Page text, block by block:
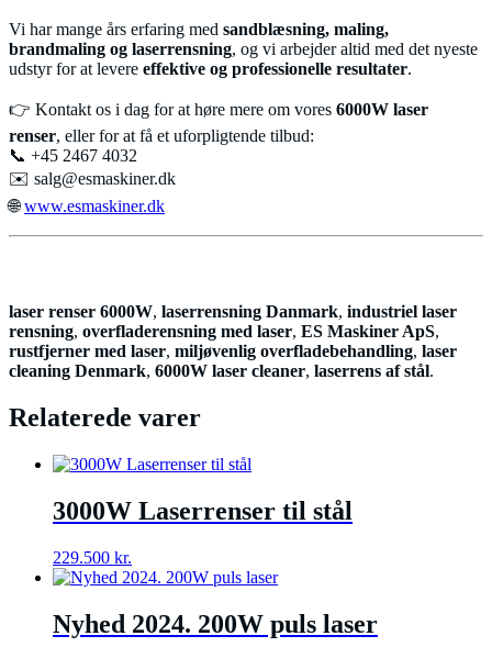
Vi har mange års erfaring med sandblæsning, maling,
brandmaling og laserrensning, og vi arbejder altid med det nyeste
udstyr for at levere effektive og professionelle resultater.
👉 Kontakt os i dag for at høre mere om vores 6000W laser
renser, eller for at få et uforpligtende tilbud:
📞 +45 2467 4032
✉️ salg@esmaskiner.dk
🌐www.esmaskiner.dk
laser renser 6000W, laserrensning Danmark, industriel laser
rensning, overfladerensning med laser, ES Maskiner ApS,
rustfjerner med laser, miljøvenlig overfladebehandling, laser
cleaning Denmark, 6000W laser cleaner, laserrens af stål.
Relaterede varer
3000W Laserrenser til stål
229.500 kr.
Nyhed 2024. 200W puls laser